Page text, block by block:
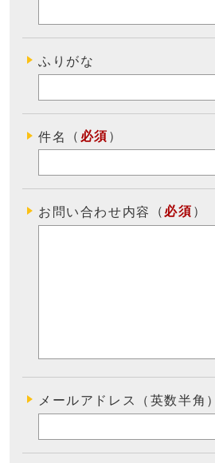
ふりがな
件名 （ 必須 ）
お問い合わせ内容 （ 必須 ）
メールアドレス（英数半角）